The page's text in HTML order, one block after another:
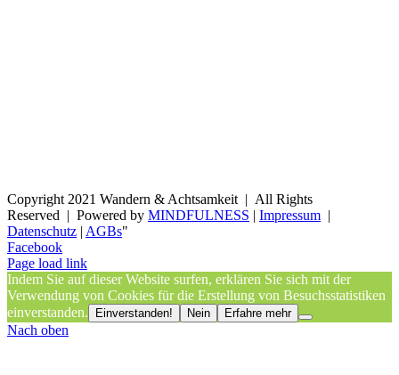
Copyright 2021 Wandern & Achtsamkeit | All Rights
Reserved | Powered by MINDFULNESS | Impressum |
Datenschutz | AGBs"
Facebook
Page load link
Indem Sie auf dieser Website surfen, erklären Sie sich mit der
Verwendung von Cookies für die Erstellung von Besuchsstatistiken
einverstanden.
Einverstanden! Nein Erfahre mehr
Nach oben